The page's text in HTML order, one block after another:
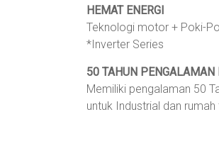
HEMAT ENERGI
Teknologi motor + Poki-
*Inverter Series
50 TAHUN
Memiliki pengalaman 50
untuk Industrial dan